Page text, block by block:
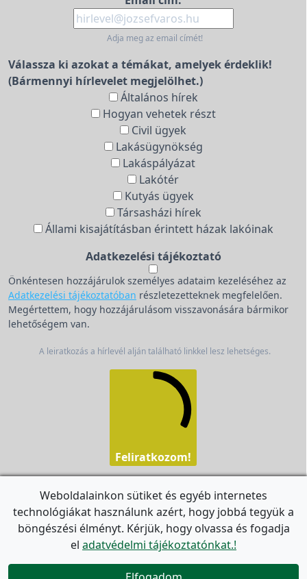
Adja meg az email címét!
Válassza ki azokat a témákat, amelyek érdeklik!
(Bármennyi hírlevelet megjelölhet.)
Általános hírek
Hogyan vehetek részt
Civil ügyek
Lakásügynökség
Lakáspályázat
Lakótér
Kutyás ügyek
Társasházi hírek
Állami kisajátításban érintett házak lakóinak
Adatkezelési tájékoztató
Önkéntesen hozzájárulok személyes adataim kezeléséhez az
Adatkezelési tájékoztatóban részletezetteknek megfelelően.
Megértettem, hogy hozzájárulásom visszavonására bármikor
lehetőségem van.
A leiratkozás a hírlevél alján található linkkel lesz lehetséges.
Feliratkozom!
For the English Newsletter, clickHERE.

Weboldalainkon sütiket és egyéb internetes
technológiákat használunk azért, hogy jobbá tegyük a
böngészési élményt. Kérjük, hogy olvassa és fogadja
el adatvédelmi tájékoztatónkat.!